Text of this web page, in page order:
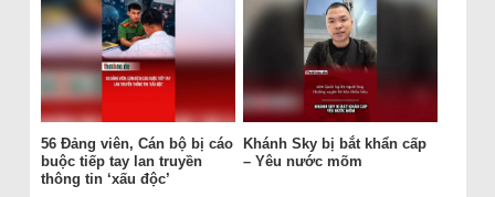
56 Đảng viên, Cán bộ bị cáo
buộc tiếp tay lan truyền
thông tin ‘xấu độc’
Khánh Sky bị bắt khẩn cấp
– Yêu nước mõm